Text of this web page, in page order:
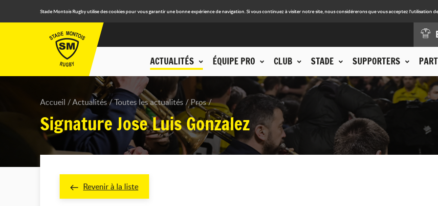
Stade Montois Rugby utilise des cookies pour vous garantir une bonne expérience de navigation. Si vous continuez à visiter notre site, nous considérerons que vous acceptez l'utilisation
ACTUALITÉS ÉQUIPE PRO CLUB STADE SUPPORTERS
Accueil Actualités Toutes les actualités Pros
Signature Jose Luis Gonzalez
Revenir à la liste